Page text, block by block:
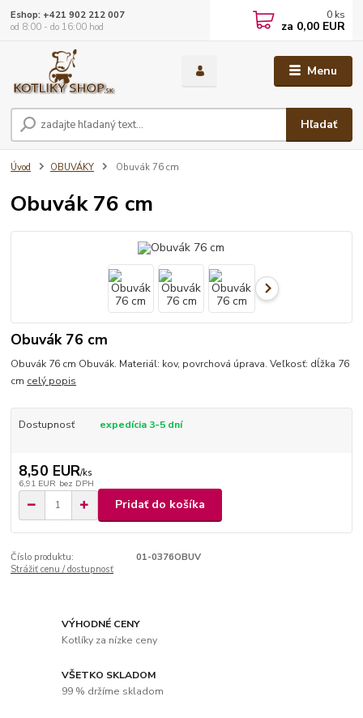
Menu
Hľadať
Eshop: +421 902 212 007
od 8:00 - do 16:00 hod
0 ks
za 0,00 EUR
Úvod OBUVÁKY Obuvák 76 cm
Obuvák 76 cm
Obuvák 76 cm
Obuvák 76 cm Obuvák. Materiál: kov, povrchová úprava. Veľkosť: dĺžka 76
cm celý popis
Dostupnosť expedícia 3-5 dní
8,50 EUR/ks
6,91 EUR bez DPH
Pridať do košíka
Číslo produktu:
01-0376OBUV
Strážiť cenu / dostupnosť
VÝHODNÉ CENY
Kotlíky za nízke ceny
VŠETKO SKLADOM
99 % držíme skladom